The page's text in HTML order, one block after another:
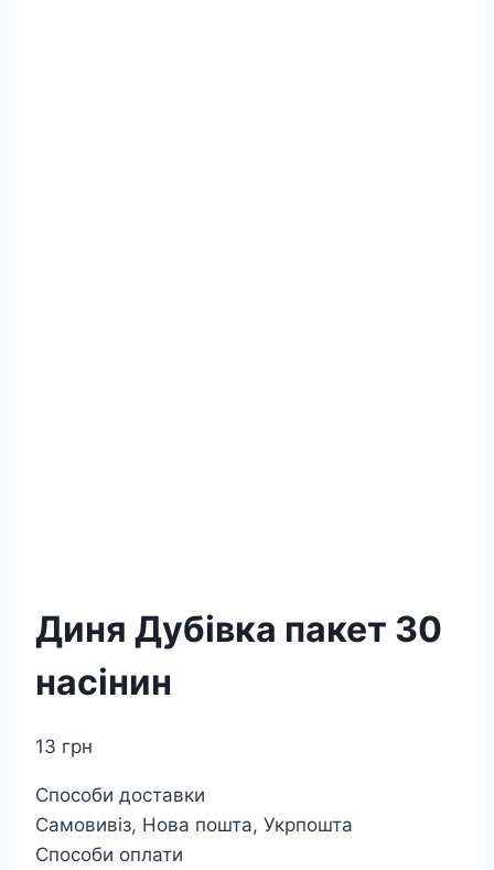
Диня Дубівка пакет 30
насінин
13 грн
Способи доставки
Самовивіз, Нова пошта, Укрпошта
Способи оплати